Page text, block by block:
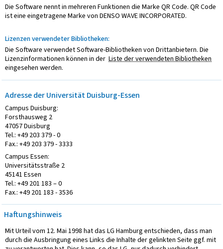
Die Software nennt in mehreren Funktionen die Marke QR Code. QR Code
ist eine eingetragene Marke von DENSO WAVE INCORPORATED.
Lizenzen verwendeter Bibliotheken:
Die Software verwendet Software-Bibliotheken von Drittanbietern. Die
Lizenzinformationen können in der Liste der verwendeten Bibliotheken
eingesehen werden.
Adresse der Universität Duisburg-Essen
Campus Duisburg:
Forsthausweg 2
47057 Duisburg
Tel.: +49 203 379 - 0
Fax.: +49 203 379 - 3333
Campus Essen:
Universitätsstraße 2
45141 Essen
Tel.: +49 201 183 – 0
Fax.: +49 201 183 - 3536
Haftungshinweis
Mit Urteil vom 12. Mai 1998 hat das LG Hamburg entschieden, dass man
durch die Ausbringung eines Links die Inhalte der gelinkten Seite ggf. mit